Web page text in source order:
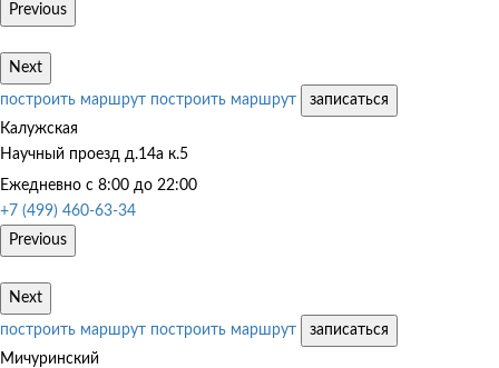
Previous
Next
построить маршрут построить маршрут
записаться
Калужская
Научный проезд д.14а к.5
Ежедневно с 8:00 до 22:00
+7 (499) 460-63-34
Previous
Next
построить маршрут построить маршрут
записаться
Мичуринский